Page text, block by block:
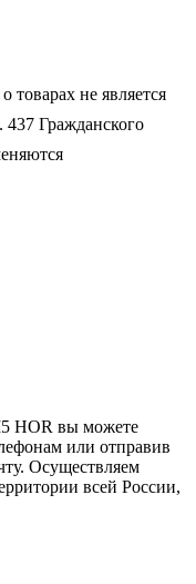
товарах не является
437 Гражданского
HOR вы можете
или отправив
Осуществляем
всей России,